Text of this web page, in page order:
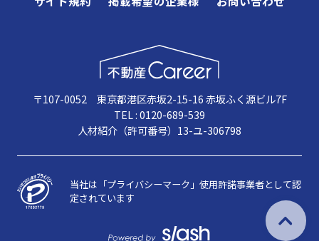
〒107-0052 東京都港区赤坂2-15-16 赤坂ふく源ビル7F
TEL : 0120-689-539
人材紹介（許可番号）13-ユ-306798
当社は「プライバシーマーク」使用許諾事業者として認
定されています